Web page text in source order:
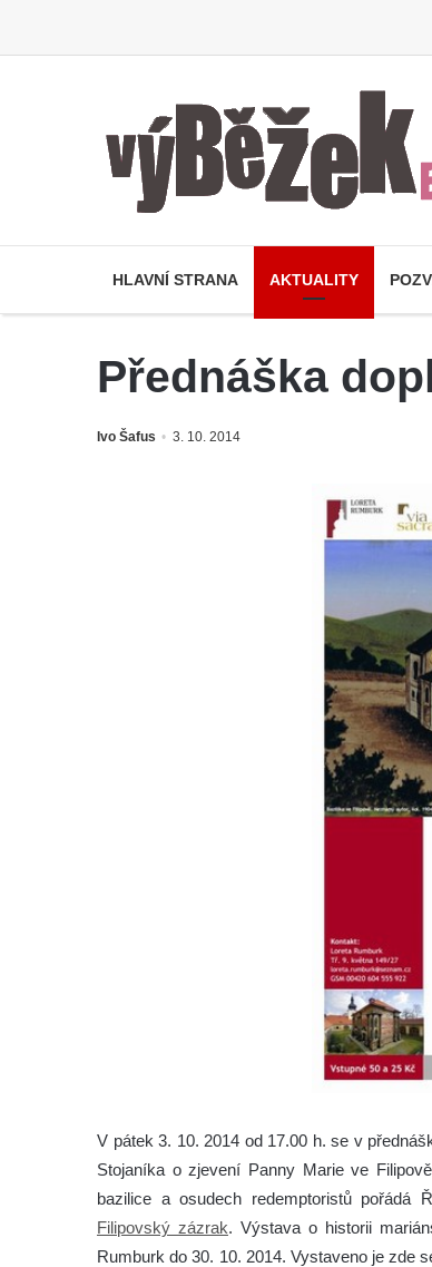
HLAVNÍ STRANA AKTUALITY
Přednáška
Ivo Šafus 3. 10. 2014
V pátek 3. 10. 2014 od 17.00 h. se v
Stojaníka o zjevení Panny Marie ve
bazilice a osudech redemptoristů
Filipovský zázrak. Výstava o historii
Rumburk do 30. 10. 2014. Vystaveno je zde